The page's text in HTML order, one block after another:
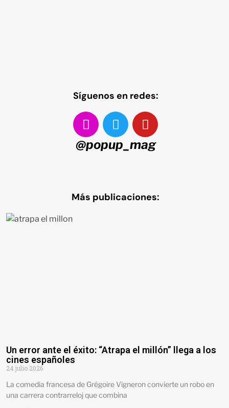
Síguenos en redes:
@popup_mag
Más publicaciones:
Un error ante el éxito: “Atrapa el millón” llega a los
cines españoles
24 julio 2026
La comedia francesa de Grégoire Vigneron convierte un robo en
una carrera contrarreloj que combina